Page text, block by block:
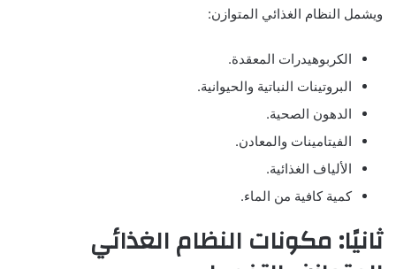
ويشمل النظام الغذائي المتوازن:
الكربوهيدرات المعقدة.
البروتينات النباتية والحيوانية.
الدهون الصحية.
الفيتامينات والمعادن.
الألياف الغذائية.
كمية كافية من الماء.
ثانيًا: مكونات النظام الغذائي